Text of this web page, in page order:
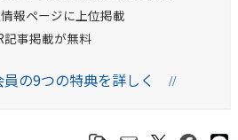
報ページに上位掲載
記事掲載が無料
の9つの特典を詳しく //